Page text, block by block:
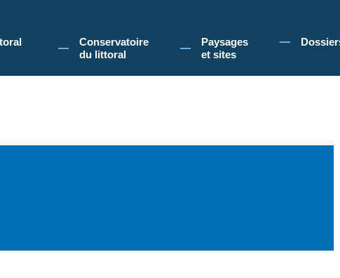
du Conservatoire du littoral, vous acceptez l'utilisation de cookies pour vous
Conservatoire
du littoral
Paysages
et sites